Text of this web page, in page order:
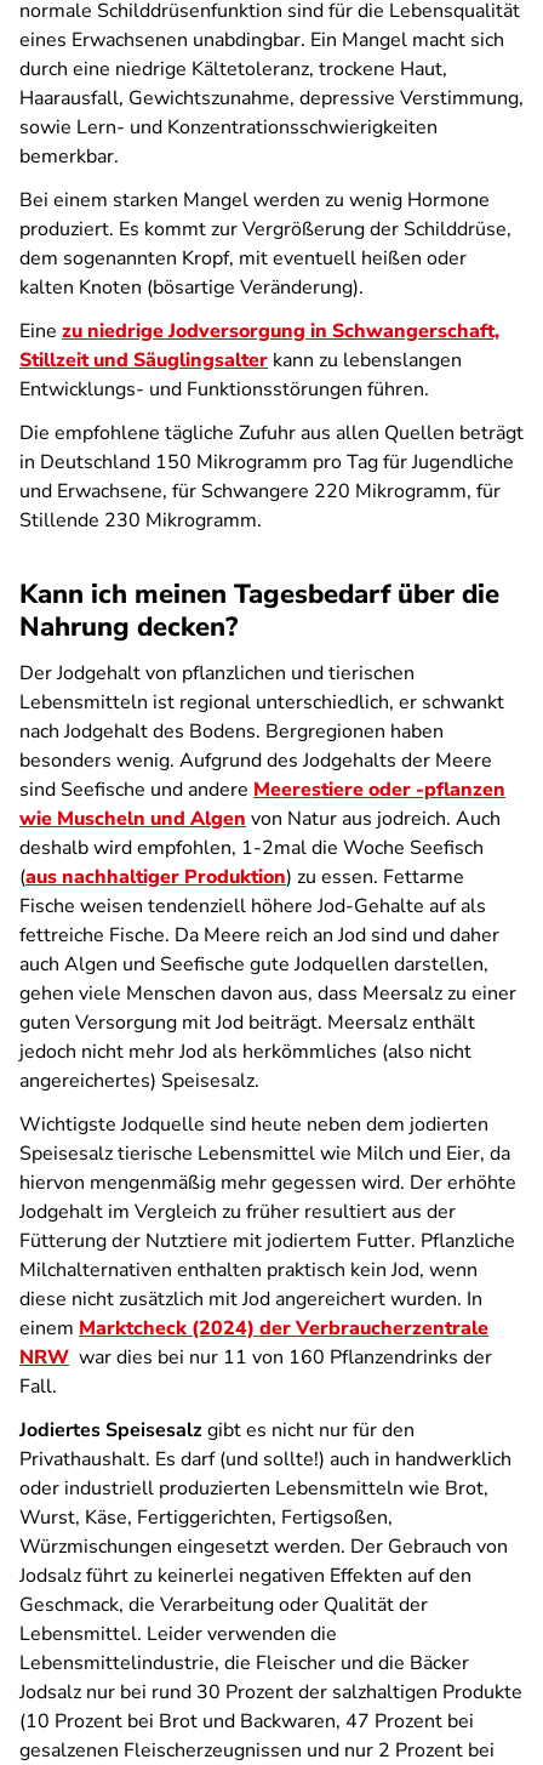
normale Schilddrüsenfunktion sind für die Lebensqualität
eines Erwachsenen unabdingbar. Ein Mangel macht sich
durch eine niedrige Kältetoleranz, trockene Haut,
Haarausfall, Gewichtszunahme, depressive Verstimmung,
sowie Lern- und Konzentrationsschwierigkeiten
bemerkbar.
Bei einem starken Mangel werden zu wenig Hormone
produziert. Es kommt zur Vergrößerung der Schilddrüse,
dem sogenannten Kropf, mit eventuell heißen oder
kalten Knoten (bösartige Veränderung).
Eine zu niedrige Jodversorgung in Schwangerschaft,
Stillzeit und Säuglingsalter kann zu lebenslangen
Entwicklungs- und Funktionsstörungen führen.
Die empfohlene tägliche Zufuhr aus allen Quellen beträgt
in Deutschland 150 Mikrogramm pro Tag für Jugendliche
und Erwachsene, für Schwangere 220 Mikrogramm, für
Stillende 230 Mikrogramm.
Kann ich meinen Tagesbedarf über die
Nahrung decken?
Der Jodgehalt von pflanzlichen und tierischen
Lebensmitteln ist regional unterschiedlich, er schwankt
nach Jodgehalt des Bodens. Bergregionen haben
besonders wenig. Aufgrund des Jodgehalts der Meere
sind Seefische und andere Meerestiere oder -pflanzen
wie Muscheln und Algen von Natur aus jodreich. Auch
deshalb wird empfohlen, 1-2mal die Woche Seefisch
(aus nachhaltiger Produktion) zu essen. Fettarme
Fische weisen tendenziell höhere Jod-Gehalte auf als
fettreiche Fische. Da Meere reich an Jod sind und daher
auch Algen und Seefische gute Jodquellen darstellen,
gehen viele Menschen davon aus, dass Meersalz zu einer
guten Versorgung mit Jod beiträgt. Meersalz enthält
jedoch nicht mehr Jod als herkömmliches (also nicht
angereichertes) Speisesalz.
Wichtigste Jodquelle sind heute neben dem jodierten
Speisesalz tierische Lebensmittel wie Milch und Eier, da
hiervon mengenmäßig mehr gegessen wird. Der erhöhte
Jodgehalt im Vergleich zu früher resultiert aus der
Fütterung der Nutztiere mit jodiertem Futter. Pflanzliche
Milchalternativen enthalten praktisch kein Jod, wenn
diese nicht zusätzlich mit Jod angereichert wurden. In
einem Marktcheck (2024) der Verbraucherzentrale
NRW war dies bei nur 11 von 160 Pflanzendrinks der
Fall.
Jodiertes Speisesalzgibt es nicht nur für den
Privathaushalt. Es darf (und sollte!) auch in handwerklich
oder industriell produzierten Lebensmitteln wie Brot,
Wurst, Käse, Fertiggerichten, Fertigsoßen,
Würzmischungen eingesetzt werden. Der Gebrauch von
Jodsalz führt zu keinerlei negativen Effekten auf den
Geschmack, die Verarbeitung oder Qualität der
Lebensmittel. Leider verwenden die
Lebensmittelindustrie, die Fleischer und die Bäcker
Jodsalz nur bei rund 30 Prozent der salzhaltigen Produkte
(10 Prozent bei Brot und Backwaren, 47 Prozent bei
gesalzenen Fleischerzeugnissen und nur 2 Prozent bei